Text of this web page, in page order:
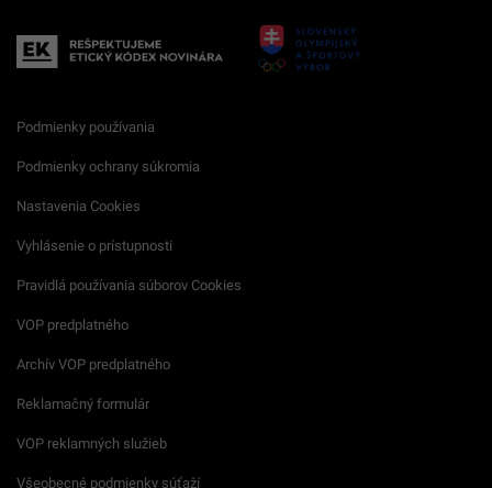
Podmienky používania
Podmienky ochrany súkromia
Nastavenia Cookies
Vyhlásenie o prístupnosti
Pravidlá používania súborov Cookies
VOP predplatného
Archív VOP predplatného
Reklamačný formulár
VOP reklamných služieb
Všeobecné podmienky súťaží